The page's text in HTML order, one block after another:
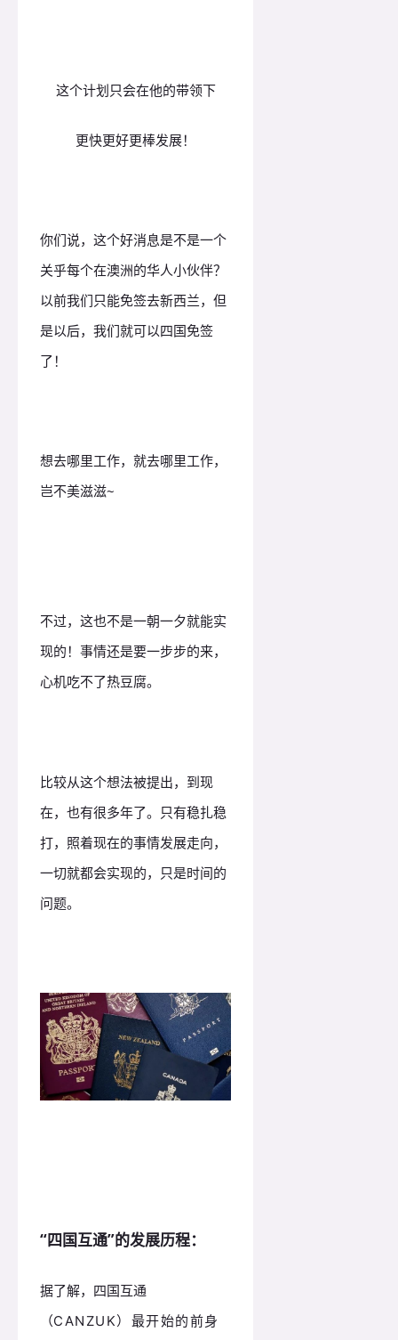
这个计划只会在他的带领下
更快更好更棒发展！
你们说，这个好消息是不是一个
关乎每个在澳洲的华人小伙伴？
以前我们只能免签去新西兰，但
是以后，我们就可以四国免签
了！
想去哪里工作，就去哪里工作，
岂不美滋滋~
不过，这也不是一朝一夕就能实
现的！事情还是要一步步的来，
心机吃不了热豆腐。
比较从这个想法被提出，到现
在，也有很多年了。只有稳扎稳
打，照着现在的事情发展走向，
一切就都会实现的，只是时间的
问题。
“四国互通”的发展历程：
据了解，四国互通
（CANZUK）最开始的前身